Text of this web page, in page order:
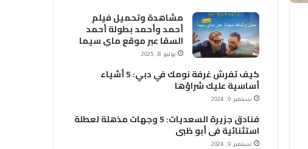
مشاهدة وتحميل فيلم
أحمد وأحمد بطولة أحمد
السقا عبر موقع ماي سيما
MyCima (وي سيما WeCima)
يوليو 8, 2025
كيف تفرش غرفة نومك في دبي: 5 أشياء
أساسية عليك شراؤها
سبتمبر 9, 2024
فنادق جزيرة السعديات: 5 وجهات مذهلة لعطلة
استثنائية في أبو ظبي
سبتمبر 9, 2024